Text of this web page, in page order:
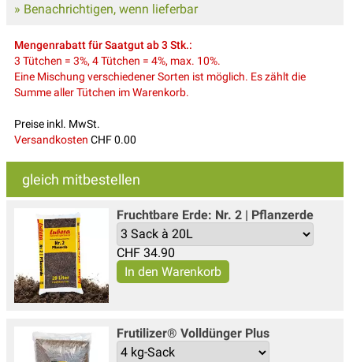
» Benachrichtigen, wenn lieferbar
Mengenrabatt für Saatgut ab 3 Stk.:
3 Tütchen = 3%, 4 Tütchen = 4%, max. 10%.
Eine Mischung verschiedener Sorten ist möglich. Es zählt die
Summe aller Tütchen im Warenkorb.
Preise inkl. MwSt.
Versandkosten CHF 0.00
gleich mitbestellen
Fruchtbare Erde: Nr. 2 | Pflanzerde
CHF 34.90
Frutilizer® Volldünger Plus